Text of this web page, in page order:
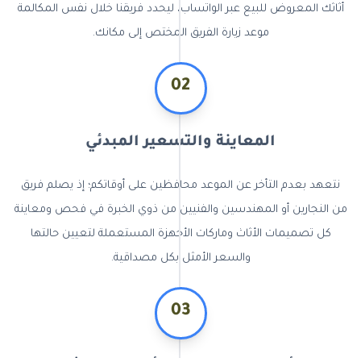
أثاثك المعروض للبيع عبر الواتساب، ليحدد فريقنا خلال نفس المكالمة
موعد زيارة الفريق المختص إلى مكانك.
02
المعاينة والتسعير المبدئي
نتعهد بعدم التأخر عن الموعد محافظين على أوقاتكم؛ إذ يصلم فريق
من النجارين أو المهندسين والفنيين من ذوي الخبرة في فحص ومعاينة
كل تصميمات الأثاث وماركات الأجهزة المستعملة لتعيين حالتها
والسعر الأمثل بكل مصداقية.
03